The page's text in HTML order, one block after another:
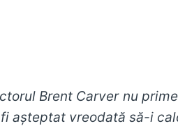
Brent Carver nu
aşteptat vreodată să-i